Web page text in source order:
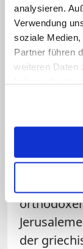
analysieren.
Verwendung
soziale
Partner führen
weiteren Daten
der Via
Statue
Neuen
Viertel
Sprache
den
Rund um
der